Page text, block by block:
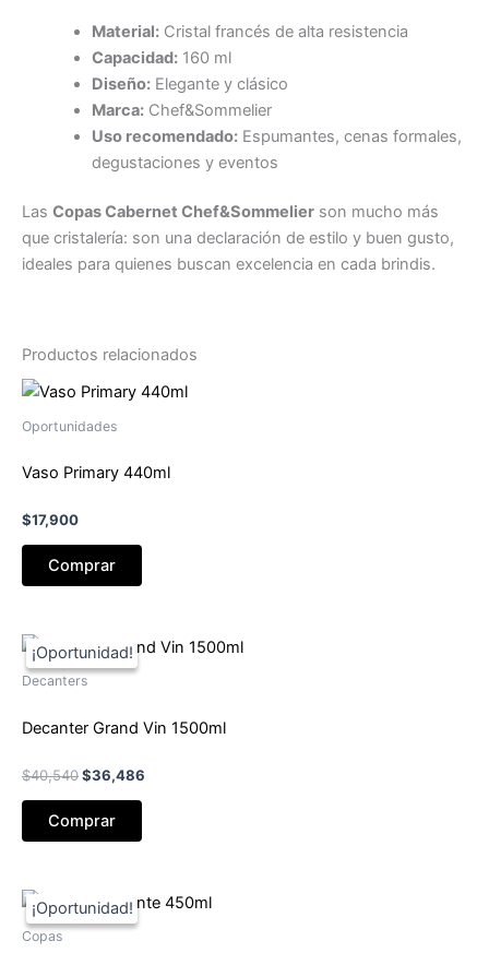
Material:Cristal francés de alta resistencia
Capacidad:160 ml
Diseño:Elegante y clásico
Marca:Chef&Sommelier
Uso recomendado:Espumantes, cenas formales,
degustaciones y eventos
Las Copas Cabernet Chef&Sommelier son mucho más
que cristalería: son una declaración de estilo y buen gusto,
ideales para quienes buscan excelencia en cada brindis.
Productos relacionados
Oportunidades
Vaso Primary 440ml
$17,900
Comprar
Decanters
Decanter Grand Vin 1500ml
$40,540El
era:
$36,486
Comprar
Copas